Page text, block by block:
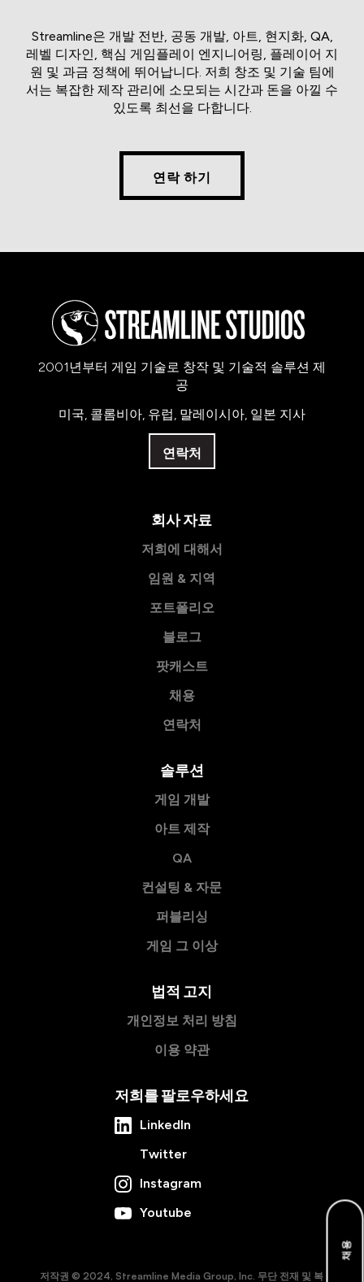
채용
Streamline은 개발 전반, 공동 개발, 아트, 현지화, QA,
레벨 디자인, 핵심 게임플레이 엔지니어링, 플레이어 지
원 및 과금 정책에 뛰어납니다. 저희 창조 및 기술 팀에
서는 복잡한 제작 관리에 소모되는 시간과 돈을 아낄 수
있도록 최선을 다합니다.
연락 하기
2001년부터 게임 기술로 창작 및 기술적 솔루션 제
공
미국, 콜롬비아, 유럽, 말레이시아, 일본 지사
연락처
회사 자료
저희에 대해서
임원 & 지역
포트폴리오
블로그
팟캐스트
채용
연락처
솔루션
게임 개발
아트 제작
QA
컨설팅 & 자문
퍼블리싱
게임 그 이상
법적 고지
개인정보 처리 방침
이용 약관
저희를 팔로우하세요
LinkedIn
Twitter
Instagram
Youtube
저작권 © 2024, Streamline Media Group, Inc. 무단 전재 및 복